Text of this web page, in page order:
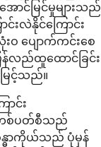
င်မြင်မှုများသည်
င်းလဲနိုင်ကြောင်း
ဝ ပျောက်ကင်းစေ
န်လည်ထူထောင်ခြင်း
မြင့်သည်။
ာင်း
တစ်ပတ်စီသည်
ာကိုယ်သည် ပုံမှန်